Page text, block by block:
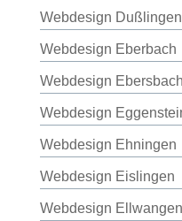
Webdesign Dußlingen
Webdesign Eberbach
Webdesign
Webdesign
Webdesign Ehningen
Webdesign Eislingen
Webdesign Ellwangen